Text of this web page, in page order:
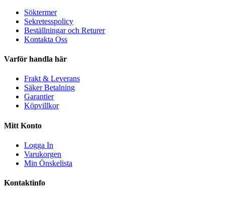
Söktermer
Sekretesspolicy
Beställningar och Returer
Kontakta Oss
Varför handla här
Frakt & Leverans
Säker Betalning
Garantier
Köpvillkor
Mitt Konto
Logga In
Varukorgen
Min Önskelista
Kontaktinfo